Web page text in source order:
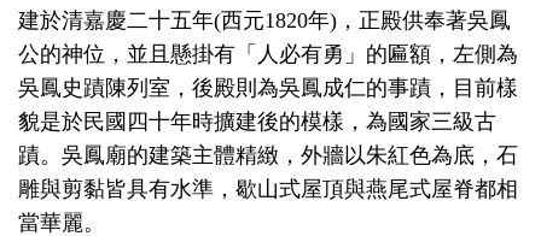
建於清嘉慶二十五年(西元1820年)，正殿供奉著吳鳳
公的神位，並且懸掛有「人必有勇」的匾額，左側為
吳鳳史蹟陳列室，後殿則為吳鳳成仁的事蹟，目前樣
貌是於民國四十年時擴建後的模樣，為國家三級古
蹟。吳鳳廟的建築主體精緻，外牆以朱紅色為底，石
雕與剪黏皆具有水準，歇山式屋頂與燕尾式屋脊都相
當華麗。